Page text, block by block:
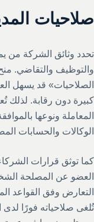
صلاحيات
تحدد وثائق الشركة من
والتوظيف والتقاضي.
الصلاحيات» قد يسهل
كبيرة دون رقابة. لذلك
المعاملة ونوعها
الوكالات والحسابات
كما توثق قرارات
العضو عن المصلحة
التعارض وفق القواعد
تُلغى صلاحياته فورًا